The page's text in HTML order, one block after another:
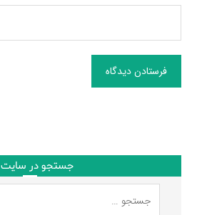
فرستادن دیدگاه
جستجو در سایت